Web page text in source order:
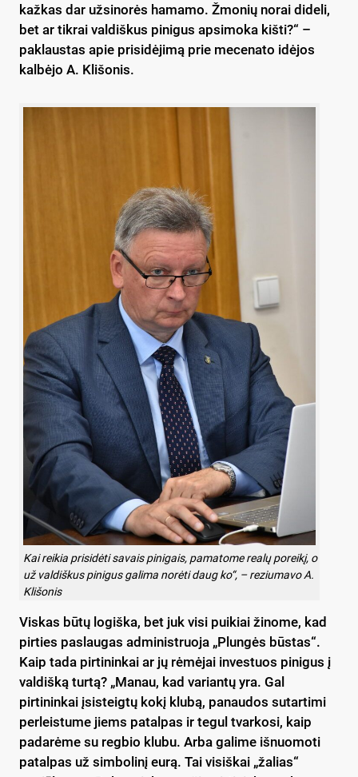
kažkas dar užsinorės hamamo. Žmonių norai dideli,
bet ar tikrai valdiškus pinigus apsimoka kišti?“ –
paklaustas apie prisidėjimą prie mecenato idėjos
kalbėjo A. Klišonis.
Kai reikia prisidėti savais pinigais, pamatome realų poreikį, o
už valdiškus pinigus galima norėti daug ko“, – reziumavo A.
Klišonis
Viskas būtų logiška, bet juk visi puikiai žinome, kad
pirties paslaugas administruoja „Plungės būstas“.
Kaip tada pirtininkai ar jų rėmėjai investuos pinigus į
valdišką turtą? „Manau, kad variantų yra. Gal
pirtininkai įsisteigtų kokį klubą, panaudos sutartimi
perleistume jiems patalpas ir tegul tvarkosi, kaip
padarėme su regbio klubu. Arba galime išnuomoti
patalpas už simbolinį eurą. Tai visiškai „žalias“